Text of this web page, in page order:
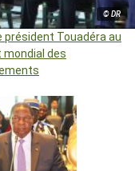
© DR
président Touadéra au
des